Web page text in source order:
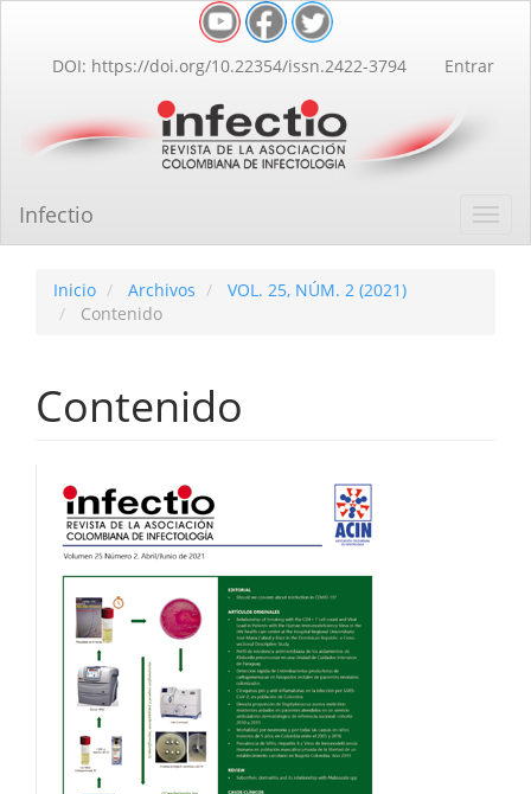
Contenido
principal
lateral
DOI: https://doi.org/10.22354/issn.2422-3794 Entrar
Infectio
Inicio Archivos
VOL. 25, NÚM. 2 (2021)
Contenido
Contenido
Barra
lateral
del
artículo